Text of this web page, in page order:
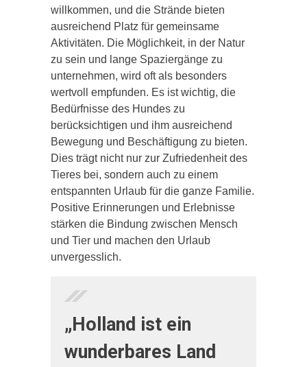
willkommen, und die Strände bieten
ausreichend Platz für gemeinsame
Aktivitäten. Die Möglichkeit, in der Natur
zu sein und lange Spaziergänge zu
unternehmen, wird oft als besonders
wertvoll empfunden. Es ist wichtig, die
Bedürfnisse des Hundes zu
berücksichtigen und ihm ausreichend
Bewegung und Beschäftigung zu bieten.
Dies trägt nicht nur zur Zufriedenheit des
Tieres bei, sondern auch zu einem
entspannten Urlaub für die ganze Familie.
Positive Erinnerungen und Erlebnisse
stärken die Bindung zwischen Mensch
und Tier und machen den Urlaub
unvergesslich.
„Holland ist ein
wunderbares Land